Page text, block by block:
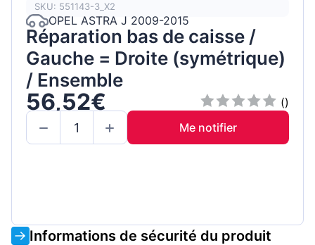
SKU: 551143-3_X2
OPEL ASTRA J 2009-2015
Réparation bas de caisse /
Gauche = Droite (symétrique)
/ Ensemble
56,52€
()
Me notifier
Informations de sécurité du produit